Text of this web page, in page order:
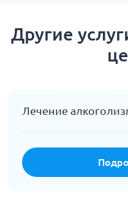
Другие
Лечение